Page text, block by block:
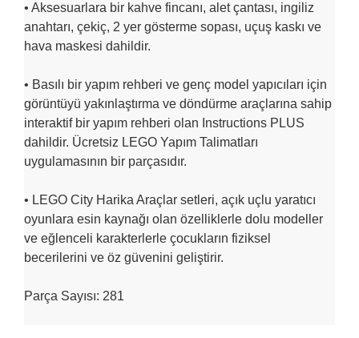
• Aksesuarlara bir kahve fincanı, alet çantası, ingiliz
anahtarı, çekiç, 2 yer gösterme sopası, uçuş kaskı ve
hava maskesi dahildir.
• Basılı bir yapım rehberi ve genç model yapıcıları için
görüntüyü yakınlaştırma ve döndürme araçlarına sahip
interaktif bir yapım rehberi olan Instructions PLUS
dahildir. Ücretsiz LEGO Yapım Talimatları
uygulamasının bir parçasıdır.
• LEGO City Harika Araçlar setleri, açık uçlu yaratıcı
oyunlara esin kaynağı olan özelliklerle dolu modeller
ve eğlenceli karakterlerle çocukların fiziksel
becerilerini ve öz güvenini geliştirir.
Parça Sayısı: 281